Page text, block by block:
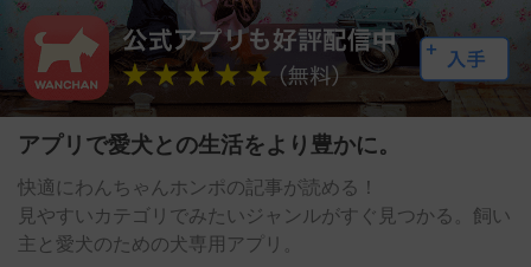
アプリで愛犬との生活をより豊かに。
快適にわんちゃんホンポの記事が読める！
見やすいカテゴリでみたいジャンルがすぐ見つかる。飼い
主と愛犬のための犬専用アプリ。